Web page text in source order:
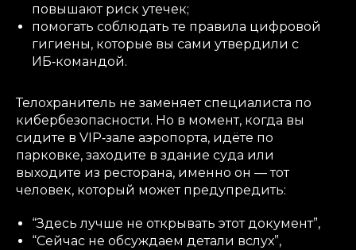
повышают риск утечек;
помогать соблюдать те правила цифровой
гигиены, которые вы сами утвердили с
ИБ‑командой.
Телохранитель не заменяет специалиста по
кибербезопасности. Но в момент, когда вы
сидите в VIP‑зале аэропорта, идёте по
парковке, заходите в здание суда или
выходите из ресторана, именно он — тот
человек, который может предупредить:
“Здесь лучше не открывать этот документ”,
“Сейчас не обсуждаем детали вслух”,